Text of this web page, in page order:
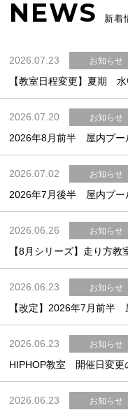
NEWS 新着
2026.07.23 お知らせ
2026.07.20 お知らせ
2026年8月前半 屋内プー
2026.07.02 お知らせ
2026年7月後半 屋内プー
2026.06.26 お知らせ
2026.06.23 お知らせ
【改定】2026年7月前半
2026.06.23 お知らせ
HIPHOP教室 開催日変更
2026.06.23 お知らせ